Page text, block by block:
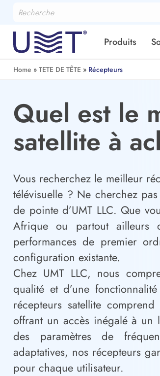
Produits
Home » TETE DE TÊTE » Récepteurs
Quel est le
satellite à
Vous recherchez le meilleur
télévisuelle ? Ne cherchez
de pointe d’UMT LLC. Que
Afrique ou partout ailleurs
performances de premier
configuration existante.
Chez UMT LLC, nous
qualité et d’une
récepteurs satellite
offrant un accès inégalé à un
des paramètres de
adaptatives, nos récepteurs
pour chaque utilisateur.